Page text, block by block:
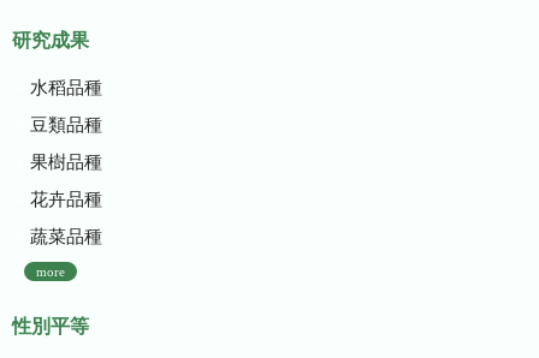
研究成果
水稻品種
豆類品種
果樹品種
花卉品種
蔬菜品種
more
性別平等